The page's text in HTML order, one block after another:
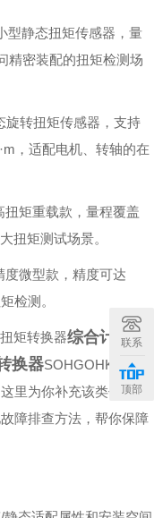
型静态扭矩传感器，量
精密装配的扭矩检测场
旋转扭矩传感器，支持
，适配电机、转轴的在
矩重载款，量程覆盖
扭矩测试场景。
度微型款，精度可达
检测。
综合计装
换器SOHGOHKEISO
里为你补充该类传感器
障排查方法，帮你保障
联系
顶部